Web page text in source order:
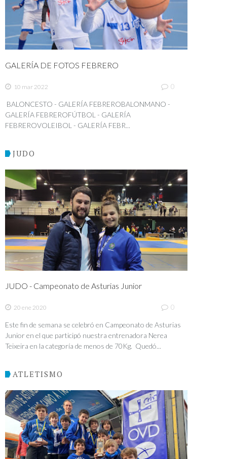
GALERÍA DE FOTOS FEBRERO
10 mar 2022 0
BALONCESTO - GALERÍA FEBREROBALONMANO -
GALERÍA FEBREROFÚTBOL - GALERÍA
FEBREROVOLEIBOL - GALERÍA FEBR...
JUDO
JUDO - Campeonato de Asturias Junior
20 ene 2020 0
Este fin de semana se celebró en Campeonato de Asturias
Junior en el que participó nuestra entrenadora Nerea
Teixeira en la categoría de menos de 70Kg. Quedó...
ATLETISMO